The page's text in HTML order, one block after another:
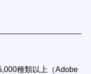
種類以上（Adobe